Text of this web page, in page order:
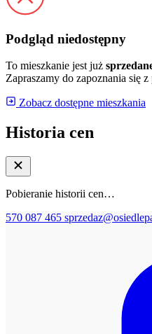
Podgląd niedostępny
To mieszkanie jest już
Zapraszamy do zapoznania się z
Zobacz dostępne mieszkania
Historia cen
Pobieranie historii cen…
570 087 465